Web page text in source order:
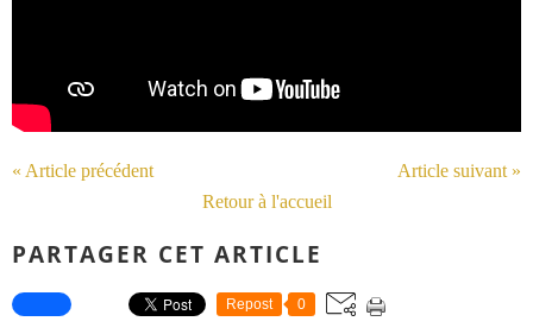
« Article précédent
Article suivant »
Retour à l'accueil
PARTAGER CET ARTICLE
Repost 0